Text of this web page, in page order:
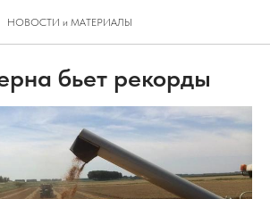
НОВОСТИ и МАТЕРИАЛЫ
бьет рекорды